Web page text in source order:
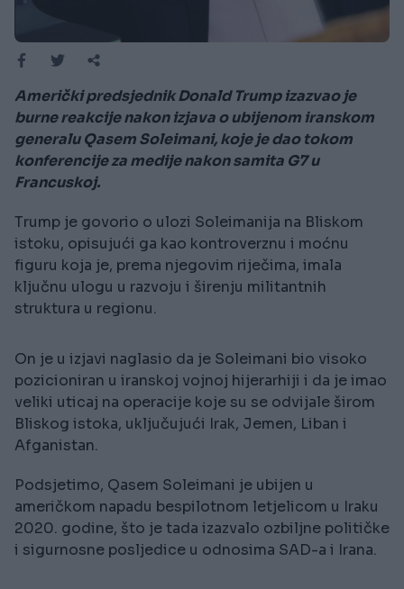
Američki predsjednik Donald Trump izazvao je
burne reakcije nakon izjava o ubijenom iranskom
generalu Qasem Soleimani, koje je dao tokom
konferencije za medije nakon samita G7 u
Francuskoj.
Trump je govorio o ulozi Soleimanija na Bliskom
istoku, opisujući ga kao kontroverznu i moćnu
figuru koja je, prema njegovim riječima, imala
ključnu ulogu u razvoju i širenju militantnih
struktura u regionu.
On je u izjavi naglasio da je Soleimani bio visoko
pozicioniran u iranskoj vojnoj hijerarhiji i da je imao
veliki uticaj na operacije koje su se odvijale širom
Bliskog istoka, uključujući Irak, Jemen, Liban i
Afganistan.
Podsjetimo, Qasem Soleimani je ubijen u
američkom napadu bespilotnom letjelicom u Iraku
2020. godine, što je tada izazvalo ozbiljne političke
i sigurnosne posljedice u odnosima SAD-a i Irana.